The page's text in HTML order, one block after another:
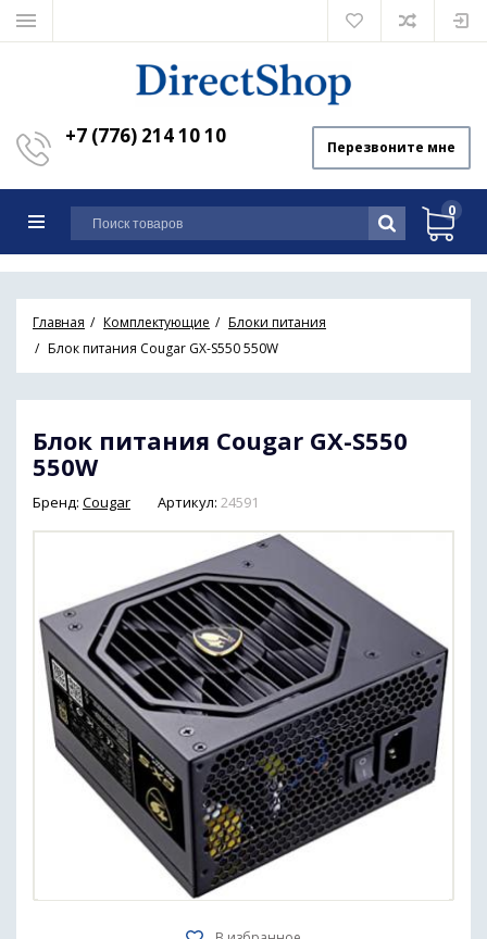
+7 (776) 214 10 10 Перезвоните мне
0
Главная Комплектующие
Блоки питания
Блок питания Cougar GX-S550 550W
Блок питания Cougar GX-S550
550W
Бренд: Cougar Артикул: 24591